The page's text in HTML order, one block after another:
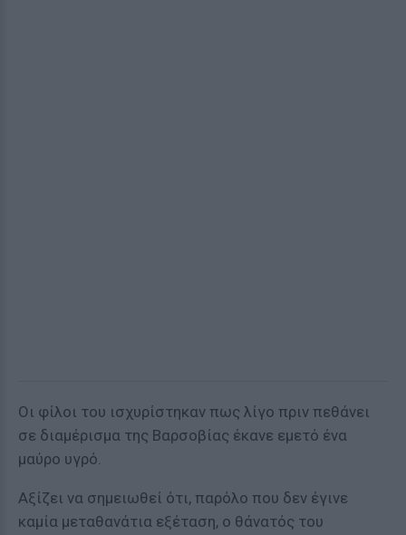
Οι φίλοι του ισχυρίστηκαν πως λίγο πριν πεθάνει
σε διαμέρισμα της Βαρσοβίας έκανε εμετό ένα
μαύρο υγρό.
Αξίζει να σημειωθεί ότι, παρόλο που δεν έγινε
καμία μεταθανάτια εξέταση, ο θάνατός του